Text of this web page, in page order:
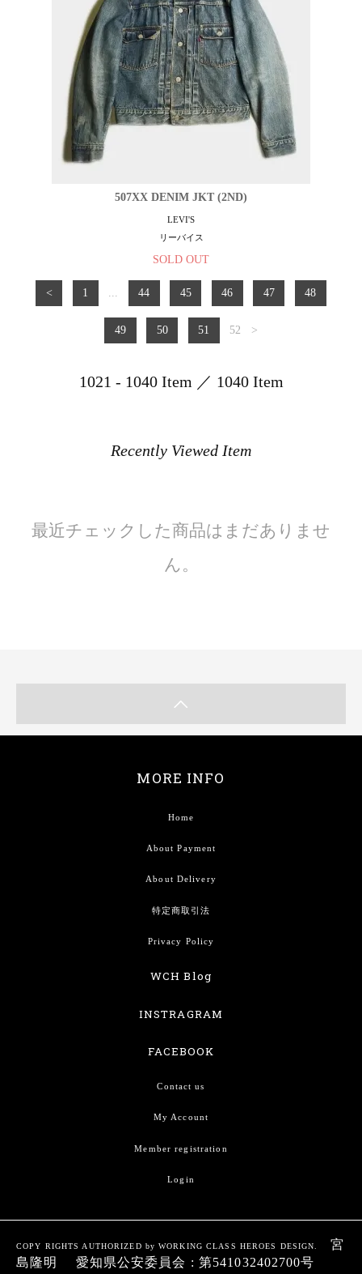
507XX DENIM JKT (2ND)
LEVI'S
リーバイス
SOLD OUT
< 1 ... 44 45 46 47 48
49 50 51 52 >
1021 - 1040 Item ／ 1040 Item
Recently Viewed Item
最近チェックした商品はまだありませ
ん。
MORE INFO
Home
About Payment
About Delivery
特定商取引法
Privacy Policy
WCH Blog
INSTRAGRAM
FACEBOOK
Contact us
My Account
Member registration
Login
COPY RIGHTS AUTHORIZED by WORKING CLASS HEROES DESIGN. 宮
島隆明 愛知県公安委員会 : 第541032402700号